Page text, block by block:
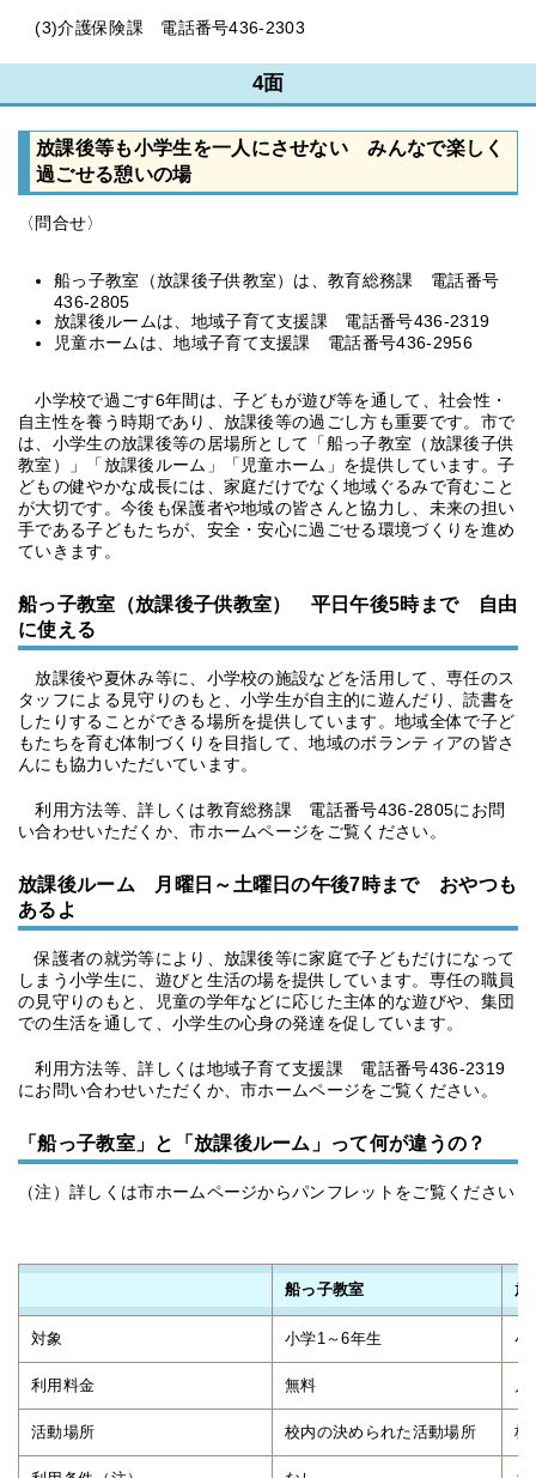
(3)介護保険課 電話番号436-2303
4面
放課後等も小学生を一人にさせない みんなで楽しく
過ごせる憩いの場
〈問合せ〉
船っ子教室（放課後子供教室）は、教育総務課 電話番号
436-2805
放課後ルームは、地域子育て支援課 電話番号436-2319
児童ホームは、地域子育て支援課 電話番号436-2956
小学校で過ごす6年間は、子どもが遊び等を通して、社会性・
自主性を養う時期であり、放課後等の過ごし方も重要です。市で
は、小学生の放課後等の居場所として「船っ子教室（放課後子供
教室）」「放課後ルーム」「児童ホーム」を提供しています。子
どもの健やかな成長には、家庭だけでなく地域ぐるみで育むこと
が大切です。今後も保護者や地域の皆さんと協力し、未来の担い
手である子どもたちが、安全・安心に過ごせる環境づくりを進め
ていきます。
船っ子教室（放課後子供教室） 平日午後5時まで 自由
に使える
放課後や夏休み等に、小学校の施設などを活用して、専任のス
タッフによる見守りのもと、小学生が自主的に遊んだり、読書を
したりすることができる場所を提供しています。地域全体で子ど
もたちを育む体制づくりを目指して、地域のボランティアの皆さ
んにも協力いただいています。
利用方法等、詳しくは教育総務課 電話番号436-2805にお問
い合わせいただくか、市ホームページをご覧ください。
放課後ルーム 月曜日～土曜日の午後7時まで おやつも
あるよ
保護者の就労等により、放課後等に家庭で子どもだけになって
しまう小学生に、遊びと生活の場を提供しています。専任の職員
の見守りのもと、児童の学年などに応じた主体的な遊びや、集団
での生活を通して、小学生の心身の発達を促しています。
利用方法等、詳しくは地域子育て支援課 電話番号436-2319
にお問い合わせいただくか、市ホームページをご覧ください。
「船っ子教室」と「放課後ルーム」って何が違うの？
（注）詳しくは市ホームページからパンフレットをご覧ください
船っ子教室 放
対象 小学1～6年生 小
利用料金 無料 月
活動場所 校内の決められた活動場所 校